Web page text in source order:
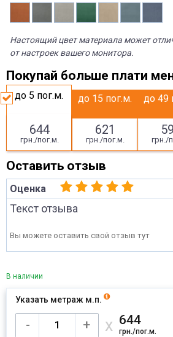
Настоящий цвет материала может
от настроек вашего монитора.
Покупай больше плати
до 5 пог.м.
644
грн./пог.м.
до 15 пог.м.
621
грн./пог.м.
до 49
грн./
Оставить отзыв
Оценка
Текст отзыва
Вы можете оставить свой отзыв тут
В наличии
Указать метраж м.п.
- + х 644
грн./пог.м.